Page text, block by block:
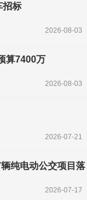
招标
2026-08-03
算7400万
2026-08-03
2026-07-21
纯电动公交项目落
2026-07-17